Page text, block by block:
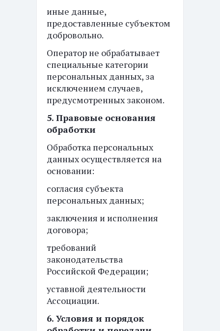
иные данные,
предоставленные субъектом
добровольно.
Оператор не обрабатывает
специальные категории
персональных данных, за
исключением случаев,
предусмотренных законом.
5. Правовые основания
обработки
Обработка персональных
данных осуществляется на
основании:
согласия субъекта
персональных данных;
заключения и исполнения
договора;
требований
законодательства
Российской Федерации;
уставной деятельности
Ассоциации.
6. Условия и порядок